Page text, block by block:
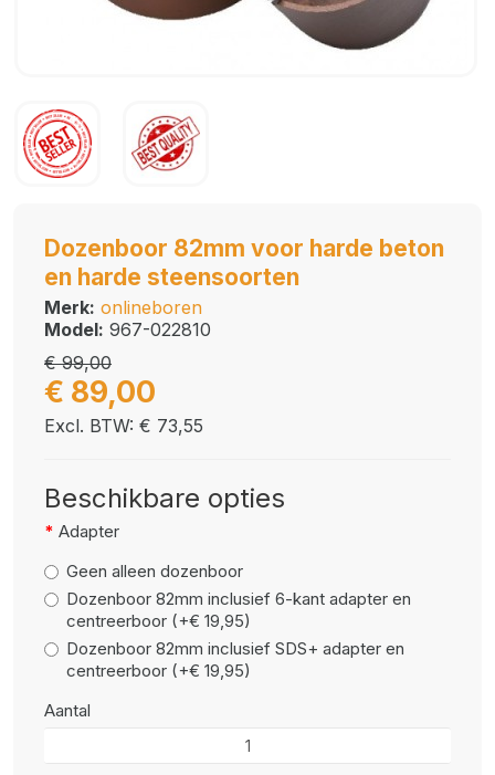
Dozenboor 82mm voor harde beton
en harde steensoorten
Merk: onlineboren
Model: 967-022810
€ 99,00
€ 89,00
Excl. BTW: € 73,55
Beschikbare opties
Adapter
Geen alleen dozenboor
Dozenboor 82mm inclusief 6-kant adapter en
centreerboor (+€ 19,95)
Dozenboor 82mm inclusief SDS+ adapter en
centreerboor (+€ 19,95)
Aantal